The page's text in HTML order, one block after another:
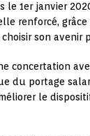
1er janvier
renforcé,
son avenir
concertation
du portage
le